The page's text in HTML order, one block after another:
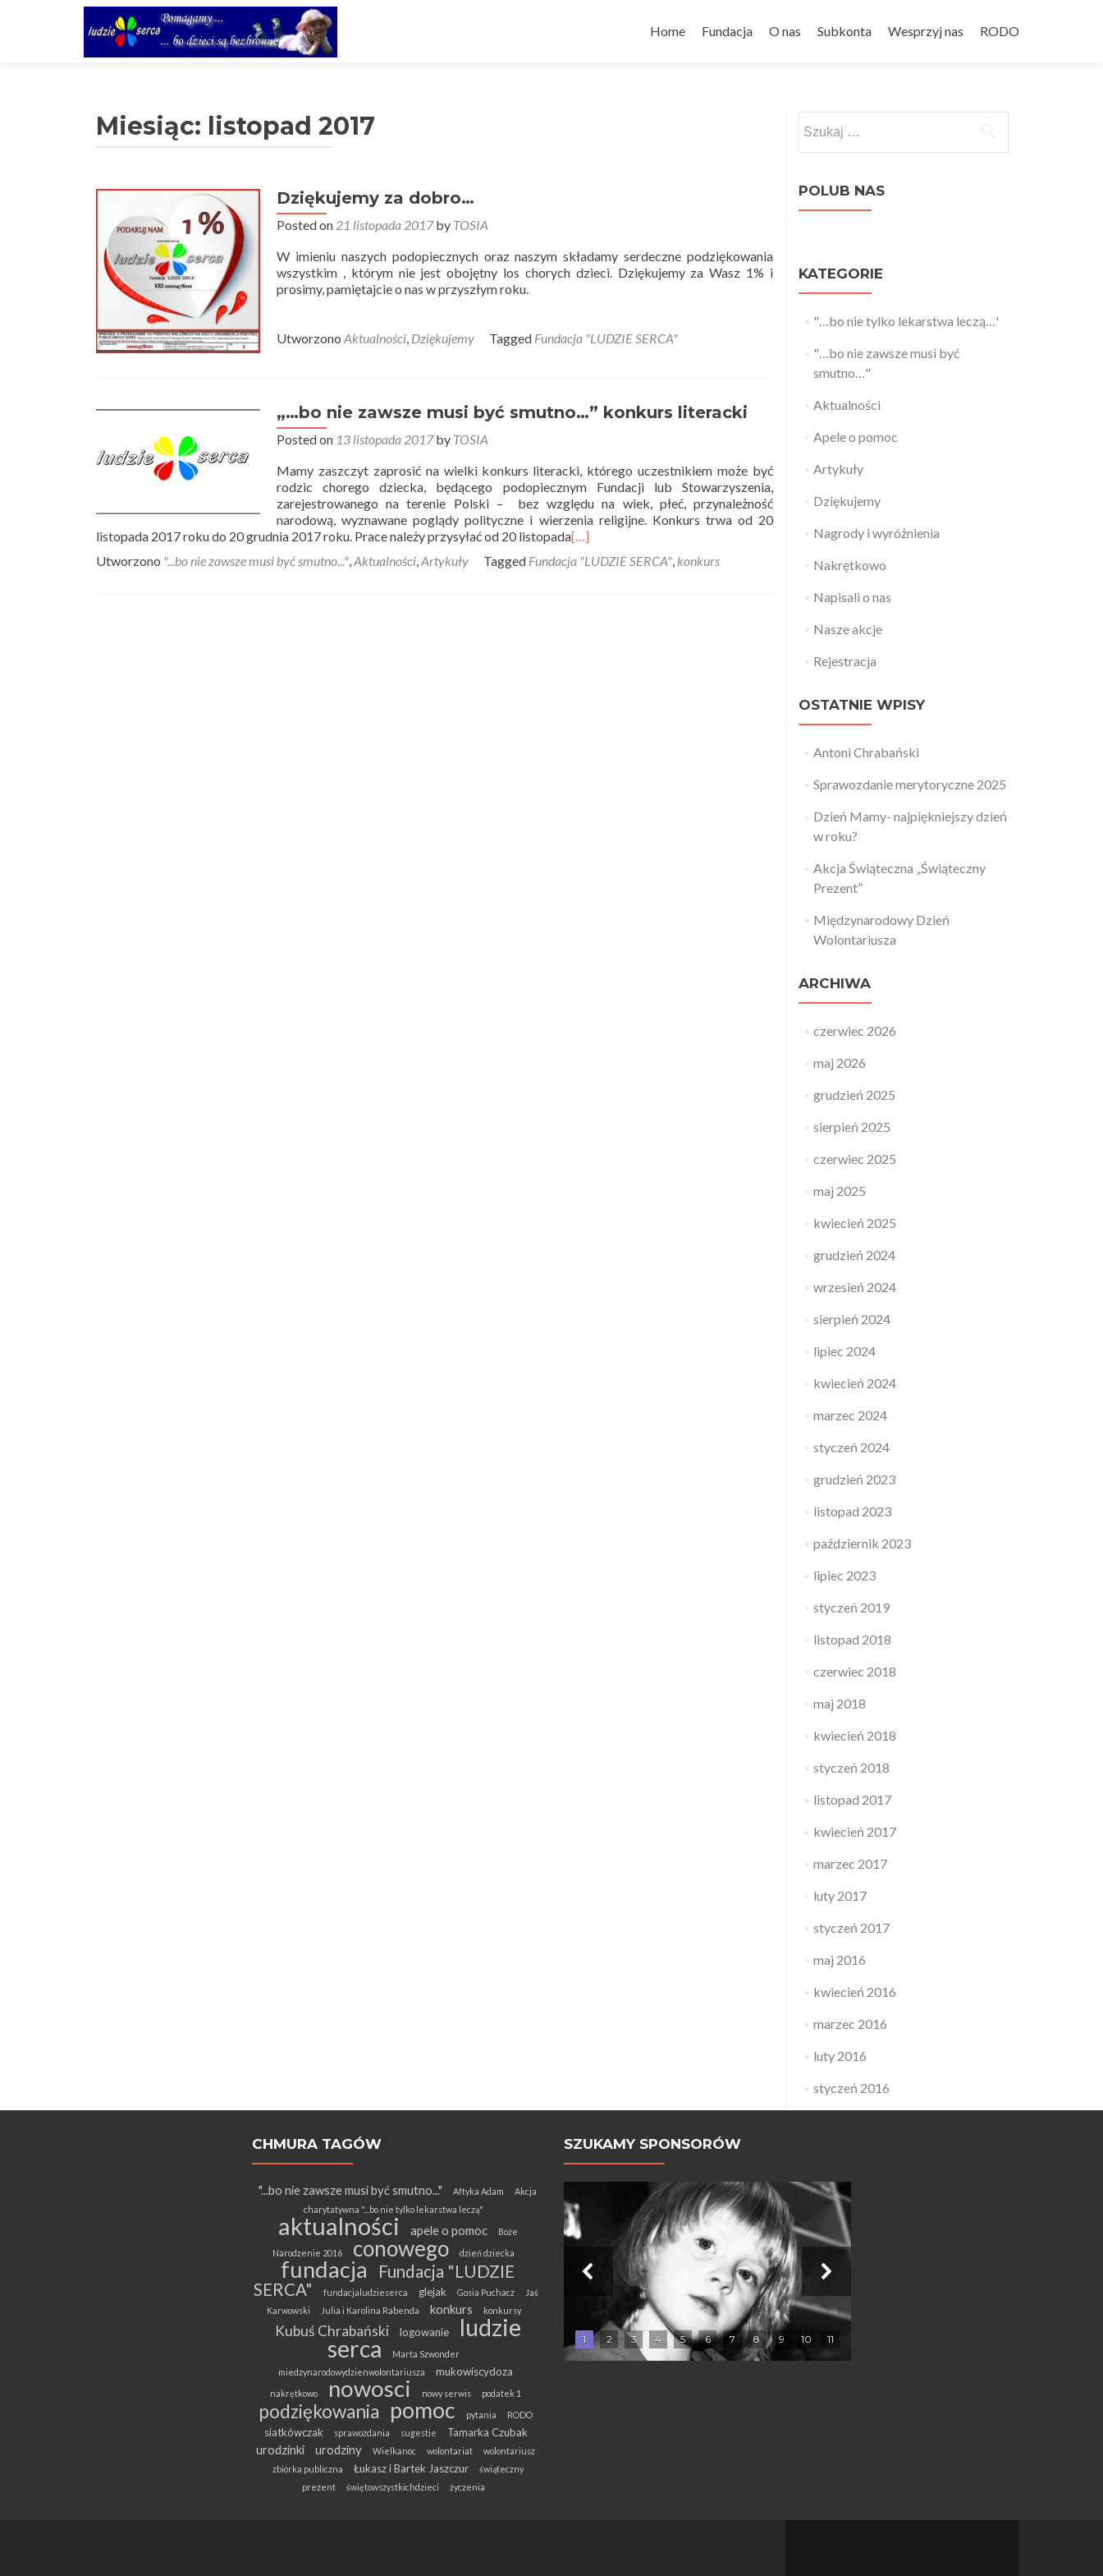
to
Home Fundacja O nas Subkonta Wesprzyj nas RODO
Miesiąc: listopad 2017
Dziękujemy za dobro…
Posted on 21 listopada 2017by TOSIA
W imieniu naszych podopiecznych oraz naszym składamy serdeczne podziękowania
wszystkim , którym nie jest obojętny los chorych dzieci. Dziękujemy za Wasz 1% i
prosimy, pamiętajcie o nas w przyszłym roku.
Utworzono Aktualności, Dziękujemy Tagged Fundacja "LUDZIE SERCA"
„…bo nie zawsze musi być smutno…” konkurs literacki
Posted on 13 listopada 2017by TOSIA
Mamy zaszczyt zaprosić na wielki konkurs literacki, którego uczestnikiem może być
rodzic chorego dziecka, będącego podopiecznym Fundacji lub Stowarzyszenia,
zarejestrowanego na terenie Polski – bez względu na wiek, płeć, przynależność
narodową, wyznawane poglądy polityczne i wierzenia religijne. Konkurs trwa od 20
listopada 2017 roku do 20 grudnia 2017 roku. Prace należy przysyłać od 20 listopada[…]
Utworzono "...bo nie zawsze musi być smutno...",Aktualności,Artykuły Tagged Fundacja "LUDZIE SERCA", konkurs
POLUB NAS
KATEGORIE
"…bo nie tylko lekarstwa leczą…'
"…bo nie zawsze musi być
smutno…"
Aktualności
Apele o pomoc
Artykuły
Dziękujemy
Nagrody i wyróżnienia
Nakrętkowo
Napisali o nas
Nasze akcje
Rejestracja
OSTATNIE WPISY
Antoni Chrabański
Sprawozdanie merytoryczne 2025
Dzień Mamy- najpiękniejszy dzień
w roku?
Akcja Świąteczna „Świąteczny
Prezent”
Międzynarodowy Dzień
Wolontariusza
ARCHIWA
czerwiec 2026
maj 2026
grudzień 2025
sierpień 2025
czerwiec 2025
maj 2025
kwiecień 2025
grudzień 2024
wrzesień 2024
sierpień 2024
lipiec 2024
kwiecień 2024
marzec 2024
styczeń 2024
grudzień 2023
listopad 2023
październik 2023
lipiec 2023
styczeń 2019
listopad 2018
czerwiec 2018
maj 2018
kwiecień 2018
styczeń 2018
listopad 2017
kwiecień 2017
marzec 2017
luty 2017
styczeń 2017
maj 2016
kwiecień 2016
marzec 2016
luty 2016
styczeń 2016
CHMURA TAGÓW
"...bo nie zawsze musi być smutno..." Aftyka Adam
Akcja
charytatywna "...bo nie tylko lekarstwa leczą"
aktualności apele o pomoc
Boże
Narodzenie 2016
conowego dzień dziecka
fundacja
Fundacja "LUDZIE
SERCA"
fundacjaludzieserca glejak Gosia Puchacz
Jaś
Karwowski
Julia i Karolina Rabenda konkurs konkursy
Kubuś Chrabański logowanie ludzie
serca
Marta Szwonder
miedzynarodowydzienwolontariusza
mukowiscydoza
nakrętkowo nowosci nowy serwis podatek 1
podziękowania pomoc pytania RODO
siatkówczak sprawozdania sugestie Tamarka Czubak
urodzinki urodziny Wielkanoc wolontariat
wolontariusz
zbiórka publiczna
Łukasz i Bartek Jaszczur
świąteczny
prezent
świętowszystkichdzieci życzenia
SZUKAMY SPONSORÓW
1 2 3 4 5 6 7 8 9 10 11